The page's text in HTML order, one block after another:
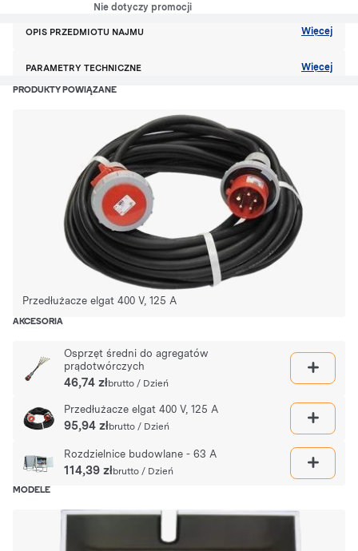
Nie dotyczy promocji
OPIS PRZEDMIOTU NAJMU Więcej
PARAMETRY TECHNICZNE Więcej
PRODUKTY POWIĄZANE
Przedłużacze elgat 400 V, 125 A
AKCESORIA
Osprzęt średni do agregatów
prądotwórczych
46,74 złbrutto / Dzień
Przedłużacze elgat 400 V, 125 A
95,94 złbrutto / Dzień
Rozdzielnice budowlane - 63 A
114,39 złbrutto / Dzień
MODELE